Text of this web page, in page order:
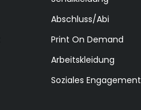
Abschluss/Abi
Print On Demand
Arbeitskleidung
Soziales Engagement